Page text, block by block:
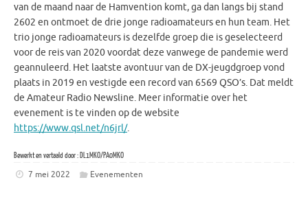
van de maand naar de Hamvention komt, ga dan langs bij stand
2602 en ontmoet de drie jonge radioamateurs en hun team. Het
trio jonge radioamateurs is dezelfde groep die is geselecteerd
voor de reis van 2020 voordat deze vanwege de pandemie werd
geannuleerd. Het laatste avontuur van de DX-jeugdgroep vond
plaats in 2019 en vestigde een record van 6569 QSO’s. Dat meldt
de Amateur Radio Newsline. Meer informatie over het
evenement is te vinden op de website
https://www.qsl.net/n6jrl/.
Bewerkt en vertaald door : DL1MKO/PA0MKO
7 mei 2022 Evenementen